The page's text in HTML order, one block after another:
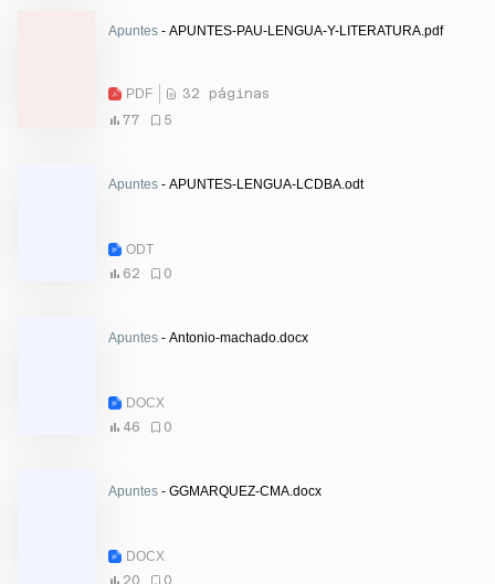
Apuntes - APUNTES-PAU-LENGUA-Y-LITERATURA.pdf
PDF
32 páginas
77
5
Apuntes - APUNTES-LENGUA-LCDBA.odt
ODT
62
0
Apuntes - Antonio-machado.docx
DOCX
46
0
Apuntes - GGMARQUEZ-CMA.docx
DOCX
20
0